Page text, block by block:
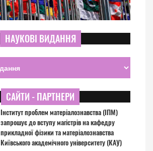
НАУКОВІ ВИДАННЯ
САЙТИ - ПАРТНЕРИ
Інститут проблем матеріалознавства (ІПМ)
запрошує до вступу магістрів на кафедру
прикладної фізики та матеріалознавства
Київського академічного університету (КАУ)